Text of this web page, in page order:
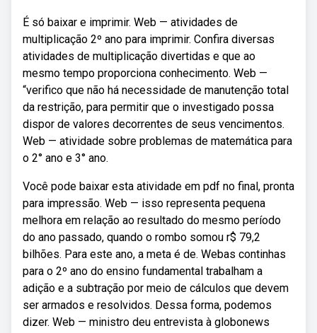
É só baixar e imprimir. Web — atividades de
multiplicação 2º ano para imprimir. Confira diversas
atividades de multiplicação divertidas e que ao
mesmo tempo proporciona conhecimento. Web —
“verifico que não há necessidade de manutenção total
da restrição, para permitir que o investigado possa
dispor de valores decorrentes de seus vencimentos.
Web — atividade sobre problemas de matemática para
o 2° ano e 3° ano.
Você pode baixar esta atividade em pdf no final, pronta
para impressão. Web — isso representa pequena
melhora em relação ao resultado do mesmo período
do ano passado, quando o rombo somou r$ 79,2
bilhões. Para este ano, a meta é de. Webas continhas
para o 2º ano do ensino fundamental trabalham a
adição e a subtração por meio de cálculos que devem
ser armados e resolvidos. Dessa forma, podemos
dizer. Web — ministro deu entrevista à globonews